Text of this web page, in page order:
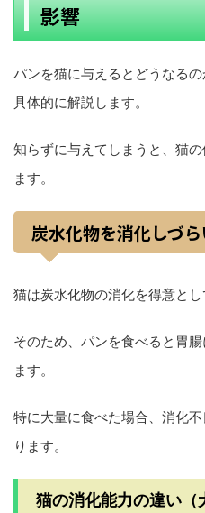
影響
パンを猫に与えるとどうなる
具体的に解説します。
知らずに与えてしまうと、猫
ます。
炭水化物を消化しづ
猫は炭水化物の消化を得意とし
そのため、パンを食べると胃
ます。
特に大量に食べた場合、消化
ります。
猫の消化能力の違い（